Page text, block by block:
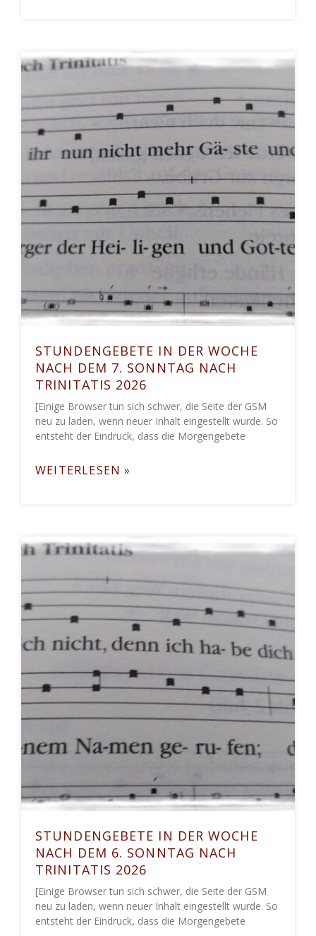
STUNDENGEBETE IN DER WOCHE
NACH DEM 7. SONNTAG NACH
TRINITATIS 2026
[Einige Browser tun sich schwer, die Seite der GSM
neu zu laden, wenn neuer Inhalt eingestellt wurde. So
entsteht der Eindruck, dass die Morgengebete
WEITERLESEN »
STUNDENGEBETE IN DER WOCHE
NACH DEM 6. SONNTAG NACH
TRINITATIS 2026
[Einige Browser tun sich schwer, die Seite der GSM
neu zu laden, wenn neuer Inhalt eingestellt wurde. So
entsteht der Eindruck, dass die Morgengebete